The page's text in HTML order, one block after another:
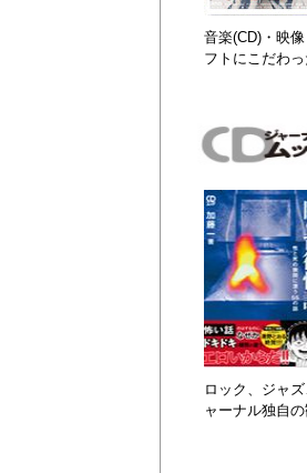
音楽(CD)・映
フトにこだわ
ロック、ジャ
ャーナル独自